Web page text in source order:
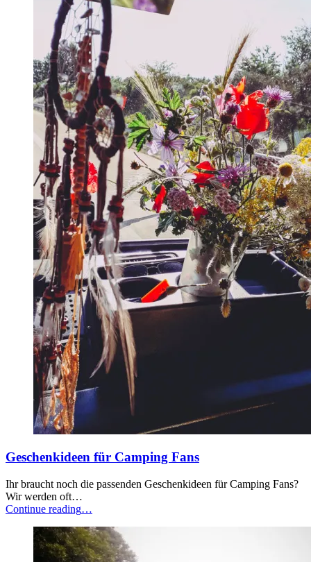
Kleinkind
im
VW
Bus”
Geschenkideen für Camping Fans
Ihr braucht noch die passenden Geschenkideen für Camping Fans?
Wir werden oft…
Continue reading“Geschenkideen
Camping
Fans”
…